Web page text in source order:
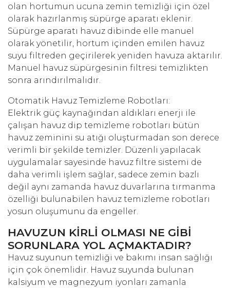
olan hortumun ucuna zemin temizliği için özel
olarak hazırlanmış süpürge aparatı eklenir.
Süpürge aparatı havuz dibinde elle manuel
olarak yönetilir, hortum içinden emilen havuz
suyu filtreden geçirilerek yeniden havuza aktarılır.
Manuel havuz süpürgesinin filtresi temizlikten
sonra arındırılmalıdır.
Otomatik Havuz Temizleme Robotları:
Elektrik güç kaynağından aldıkları enerji ile
çalışan havuz dip temizleme robotları bütün
havuz zeminini su atığı oluşturmadan son derece
verimli bir şekilde temizler. Düzenli yapılacak
uygulamalar sayesinde havuz filtre sistemi de
daha verimli işlem sağlar, sadece zemin bazlı
değil aynı zamanda havuz duvarlarına tırmanma
özelliği bulunabilen havuz temizleme robotları
yosun oluşumunu da engeller.
HAVUZUN KİRLİ OLMASI NE GİBİ
SORUNLARA YOL AÇMAKTADIR?
Havuz suyunun temizliği ve bakımı insan sağlığı
için çok önemlidir. Havuz suyunda bulunan
kalsiyum ve magnezyum iyonları zamanla